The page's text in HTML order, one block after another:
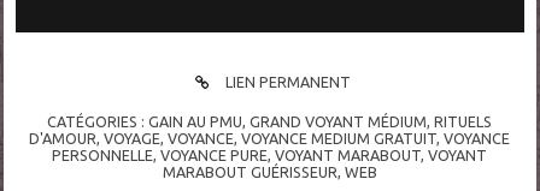
LIEN PERMANENT
CATÉGORIES :GAIN AU PMU ,GRAND VOYANT MÉDIUM ,RITUELS
D'AMOUR ,VOYAGE ,VOYANCE ,VOYANCE MEDIUM GRATUIT ,VOYANCE
PERSONNELLE ,VOYANCE PURE ,VOYANT MARABOUT ,VOYANT
MARABOUT GUÉRISSEUR WEB